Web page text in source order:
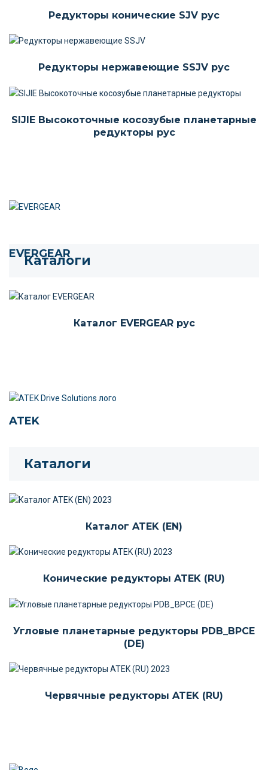
Редукторы конические SJV рус
Редукторы нержавеющие SSJV рус
SIJIE Высокоточные косозубые планетарные
редукторы рус
EVERGEAR
Каталоги
Каталог EVERGEAR рус
ATEK
Каталоги
Каталог ATEK (EN)
Конические редукторы ATEK (RU)
Угловые планетарные редукторы PDB_BPCE
(DE)
Червячные редукторы ATEK (RU)